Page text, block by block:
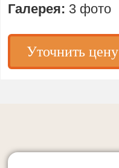
Галерея: 3 фото
Уточнить цену